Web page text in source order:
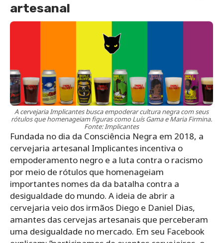
artesanal
A cervejaria Implicantes busca empoderar cultura negra com seus
rótulos que homenageiam figuras como Luís Gama e Maria Firmina.
Fonte: Implicantes
Fundada no dia da Consciência Negra em 2018, a
cervejaria artesanal Implicantes incentiva o
empoderamento negro e a luta contra o racismo
por meio de rótulos que homenageiam
importantes nomes da da batalha contra a
desigualdade do mundo. A ideia de abrir a
cervejaria veio dos irmãos Diego e Daniel Dias,
amantes das cervejas artesanais que perceberam
uma desigualdade no mercado. Em seu Facebook